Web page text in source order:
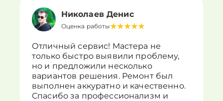
Николаев Денис
Оценка работы
Отличный сервис! Мастера не
только быстро выявили проблему,
но и предложили несколько
вариантов решения. Ремонт был
выполнен аккуратно и качественно.
Спасибо за профессионализм и